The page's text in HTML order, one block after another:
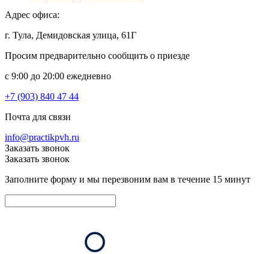
Адрес офиса:
г. Тула, Демидовская улица, 61Г
Просим предварительно сообщить о приезде
c 9:00 до 20:00 ежедневно
+7 (903) 840 47 44
Почта для связи
info@practikpvh.ru
Заказать звонок
Заказать звонок
Заполните форму и мы перезвоним вам в течение 15 минут